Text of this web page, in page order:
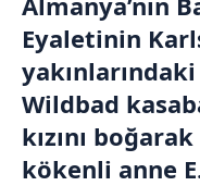
Eyaletinin
Wildbad
kızını
kökenli anne